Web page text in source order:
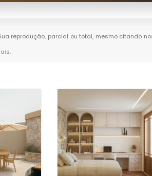
reprodução, parcial ou total, mesmo citando
.